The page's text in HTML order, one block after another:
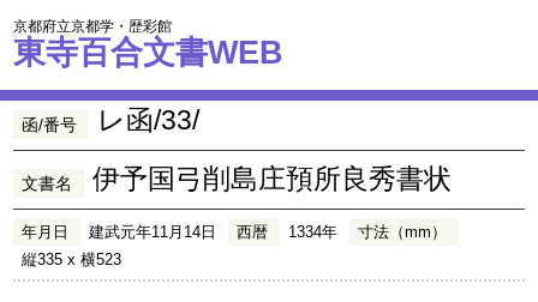
京都府立京都学・歴彩館
東寺百合文書WEB
函/番号 レ函/33/
文書名 伊予国弓削島庄預所良秀書状
年月日 建武元年11月14日 西暦 1334年
寸法（mm）
縦335 x 横523